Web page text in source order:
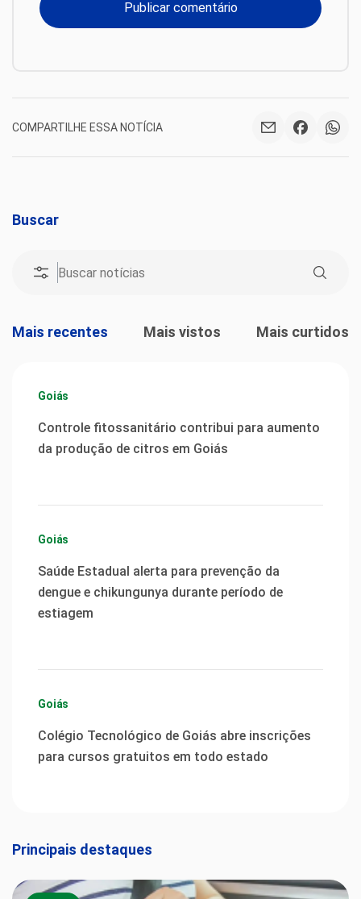
COMPARTILHE ESSA NOTÍCIA
Buscar
Mais recentes Mais vistos Mais curtidos
Goiás
Controle fitossanitário contribui para aumento
da produção de citros em Goiás
Goiás
Saúde Estadual alerta para prevenção da
dengue e chikungunya durante período de
estiagem
Goiás
Colégio Tecnológico de Goiás abre inscrições
para cursos gratuitos em todo estado
Principais destaques